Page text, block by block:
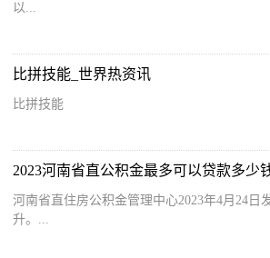
以...
比拼技能_世界热资讯
比拼技能
2023河南省直公积金最多可以贷款多少
河南省直住房公积金管理中心2023年4月24日
升。...